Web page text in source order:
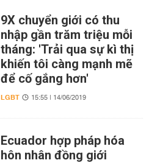
9X chuyển giới có thu
nhập gần trăm triệu mỗi
tháng: 'Trải qua sự kì thị
khiến tôi càng mạnh mẽ
để cố gắng hơn'
LGBT 15:55 | 14/06/2019
Ecuador hợp pháp hóa
hôn nhân đồng giới